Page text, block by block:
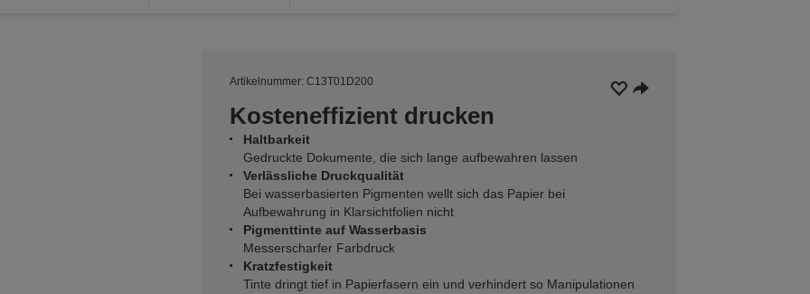
Artikelnummer: C13T01D200
Kosteneffizient drucken
Haltbarkeit
Gedruckte Dokumente, die sich lange aufbewahren lassen
Verlässliche Druckqualität
Bei wasserbasierten Pigmenten wellt sich das Papier bei
Aufbewahrung in Klarsichtfolien nicht
Pigmenttinte auf Wasserbasis
Messerscharfer Farbdruck
Kratzfestigkeit
Tinte dringt tief in Papierfasern ein und verhindert so Manipulationen